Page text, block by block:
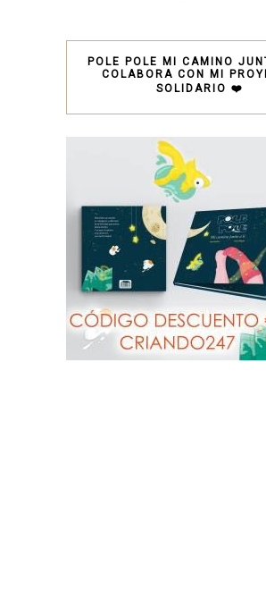
POLE POLE MI CAMINO
COLABORA CON MI
SOLIDARIO ❤️